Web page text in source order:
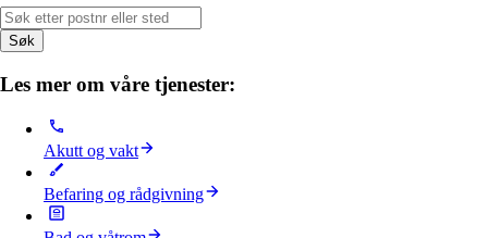
Søk
Les mer om våre tjenester:
Akutt og vakt
Befaring og rådgivning